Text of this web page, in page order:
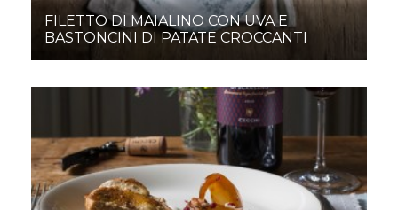
FILETTO DI MAIALINO CON UVA E
BASTONCINI DI PATATE CROCCANTI